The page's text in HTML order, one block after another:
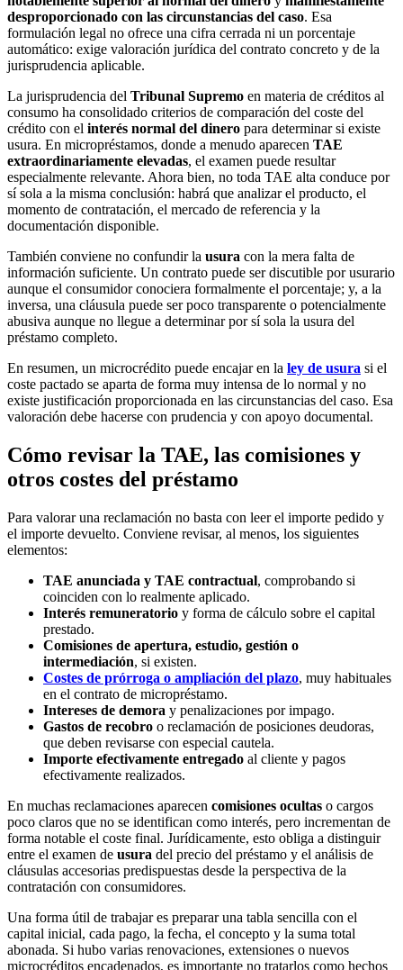
desproporcionado con las circunstancias del caso. Esa
formulación legal no ofrece una cifra cerrada ni un porcentaje
automático: exige valoración jurídica del contrato concreto y de la
jurisprudencia aplicable.
La jurisprudencia del Tribunal Supremo en materia de créditos al
consumo ha consolidado criterios de comparación del coste del
crédito con el interés normal del dinero para determinar si existe
usura. En micropréstamos, donde a menudo aparecen TAE
extraordinariamente elevadas, el examen puede resultar
especialmente relevante. Ahora bien, no toda TAE alta conduce por
sí sola a la misma conclusión: habrá que analizar el producto, el
momento de contratación, el mercado de referencia y la
documentación disponible.
También conviene no confundir la usura con la mera falta de
información suficiente. Un contrato puede ser discutible por usurario
aunque el consumidor conociera formalmente el porcentaje; y, a la
inversa, una cláusula puede ser poco transparente o potencialmente
abusiva aunque no llegue a determinar por sí sola la usura del
préstamo completo.
En resumen, un microcrédito puede encajar en la ley de usura si el
coste pactado se aparta de forma muy intensa de lo normal y no
existe justificación proporcionada en las circunstancias del caso. Esa
valoración debe hacerse con prudencia y con apoyo documental.
Cómo revisar la TAE, las comisiones y
otros costes del préstamo
Para valorar una reclamación no basta con leer el importe pedido y
el importe devuelto. Conviene revisar, al menos, los siguientes
elementos:
TAE anunciada y TAE contractual, comprobando si
coinciden con lo realmente aplicado.
Interés remuneratorio y forma de cálculo sobre el capital
prestado.
Comisiones de apertura, estudio, gestión o
intermediación, si existen.
Costes de prórroga o ampliación del plazo, muy habituales
en el contrato de micropréstamo.
Intereses de demora y penalizaciones por impago.
Gastos de recobro o reclamación de posiciones deudoras,
que deben revisarse con especial cautela.
Importe efectivamente entregado al cliente y pagos
efectivamente realizados.
En muchas reclamaciones aparecen comisiones ocultas o cargos
poco claros que no se identifican como interés, pero incrementan de
forma notable el coste final. Jurídicamente, esto obliga a distinguir
entre el examen de usura del precio del préstamo y el análisis de
cláusulas accesorias predispuestas desde la perspectiva de la
contratación con consumidores.
Una forma útil de trabajar es preparar una tabla sencilla con el
capital inicial, cada pago, la fecha, el concepto y la suma total
abonada. Si hubo varias renovaciones, extensiones o nuevos
microcréditos encadenados, es importante no tratarlos como hechos